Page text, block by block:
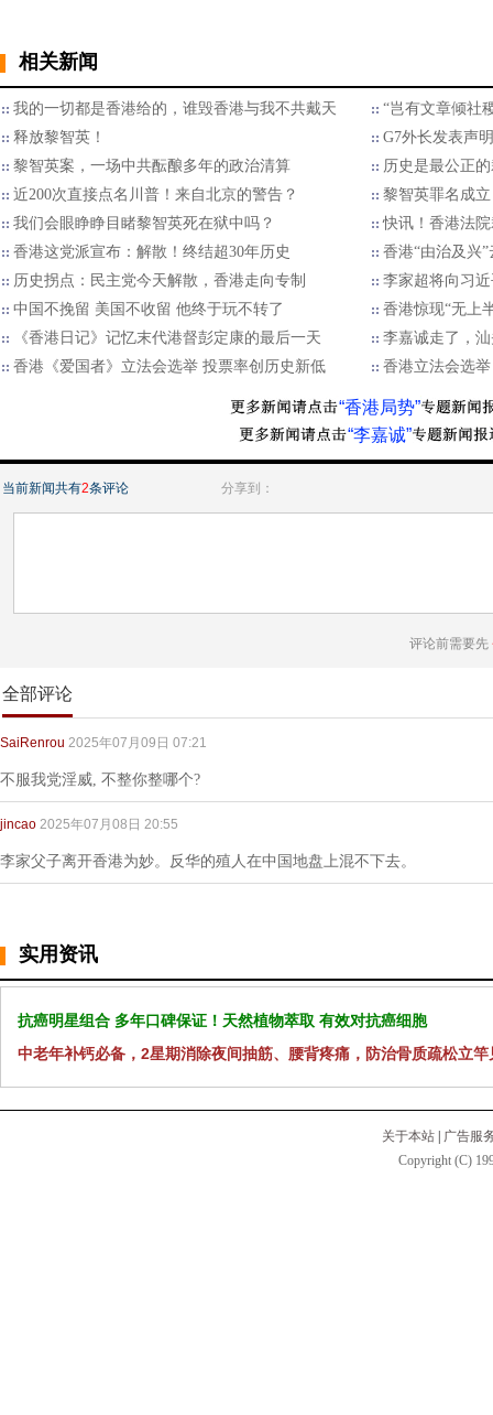
相关新闻
我的一切都是香港给的，谁毁香港与我不共戴天
“岂有文章倾社
释放黎智英！
G7外长发表声
黎智英案，一场中共酝酿多年的政治清算
历史是最公正
近200次直接点名川普！来自北京的警告？
黎智英罪名成
我们会眼睁睁目睹黎智英死在狱中吗？
快讯！香港法
香港这党派宣布：解散！终结超30年历史
香港“由治及兴
历史拐点：民主党今天解散，香港走向专制
李家超将向习
中国不挽留 美国不收留 他终于玩不转了
香港惊现“无上
《香港日记》记忆末代港督彭定康的最后一天
李嘉诚走了，
香港《爱国者》立法会选举 投票率创历史新低
香港立法会选
“香港局势”
“李嘉诚”
当前新闻共有2条评论 分享到：
评论前需要先
全部评论
SaiRenrou 2025年07月09日 07:21
不服我党淫威, 不整你整哪个?
jincao 2025年07月08日 20:55
李家父子离开香港为妙。反华的殖人在中国地盘上混不下去。
实用资讯
抗癌明星组合 多年口碑保证！天然植物萃取 有效对抗癌细胞
中老年补钙必备，2星期消除夜间抽筋、腰背疼痛，防治骨质疏松立竿
关于本站
广告服
Copyright (C)